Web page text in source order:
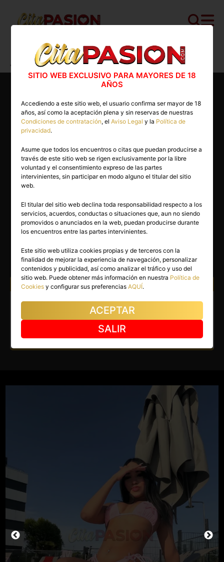
Cita PASION.COM>Escorts>Valencia>
Albalat de la Ribera>Ambar
23 años
AMBAR
Albalat de la Ribera(Valencia)
(3)
Atiendo a: Hombres Mujeres Parejas
Escort en Albalat de la Ribera.
Soy una chica mulata guapa.
SITIO WEB EXCLUSIVO PARA MAYORES DE 18
AÑOS
Accediendo a este sitio web, el usuario confirma ser mayor de 18
años, así como la aceptación plena y sin reservas de nuestras
Condiciones de contratación, elAviso Legal y la Política de
privacidad.
Asume que todos los encuentros o citas que puedan producirse a
través de este sitio web se rigen exclusivamente por la libre
voluntad y el consentimiento expreso de las partes
intervinientes, sin participar en modo alguno el titular del sitio
web.
El titular del sitio web declina toda responsabilidad respecto a los
servicios, acuerdos, conductas o situaciones que, aun no siendo
promovidos o anunciados en la web, puedan producirse durante
los encuentros entre las partes intervinientes.
Este sitio web utiliza cookies propias y de terceros con la
finalidad de mejorar la experiencia de navegación, personalizar
contenidos y publicidad, así como analizar el tráfico y uso del
sitio web. Puede obtener más información en nuestra Política de
Cookies y configurar sus preferenciasAQUÍ.
ACEPTAR
SALIR